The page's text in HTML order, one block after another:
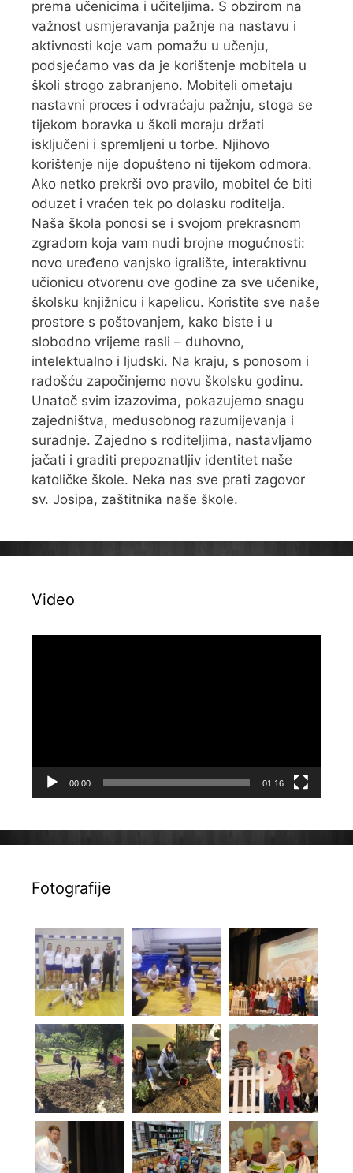
prema učenicima i učiteljima. S obzirom na
važnost usmjeravanja pažnje na nastavu i
aktivnosti koje vam pomažu u učenju,
podsjećamo vas da je korištenje mobitela u
školi strogo zabranjeno. Mobiteli ometaju
nastavni proces i odvraćaju pažnju, stoga se
tijekom boravka u školi moraju držati
isključeni i spremljeni u torbe. Njihovo
korištenje nije dopušteno ni tijekom odmora.
Ako netko prekrši ovo pravilo, mobitel će biti
oduzet i vraćen tek po dolasku roditelja.
Naša škola ponosi se i svojom prekrasnom
zgradom koja vam nudi brojne mogućnosti:
novo uređeno vanjsko igralište, interaktivnu
učionicu otvorenu ove godine za sve učenike,
školsku knjižnicu i kapelicu. Koristite sve naše
prostore s poštovanjem, kako biste i u
slobodno vrijeme rasli – duhovno,
intelektualno i ljudski. Na kraju, s ponosom i
radošću započinjemo novu školsku godinu.
Unatoč svim izazovima, pokazujemo snagu
zajedništva, međusobnog razumijevanja i
suradnje. Zajedno s roditeljima, nastavljamo
jačati i graditi prepoznatljiv identitet naše
katoličke škole. Neka nas sve prati zagovor
sv. Josipa, zaštitnika naše škole.
Video
00:00 01:16
Fotografije